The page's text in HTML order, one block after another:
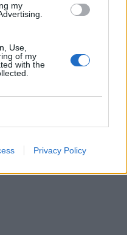
my
Use,
of my
with the
Privacy Policy